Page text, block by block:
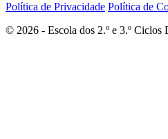
Política de Privacidade Política de
© 2026 - Escola dos 2.º e 3.º